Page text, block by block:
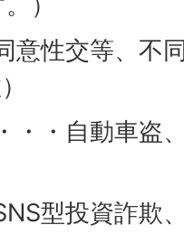
意性交等、不
・・自動車盗
型投資詐欺